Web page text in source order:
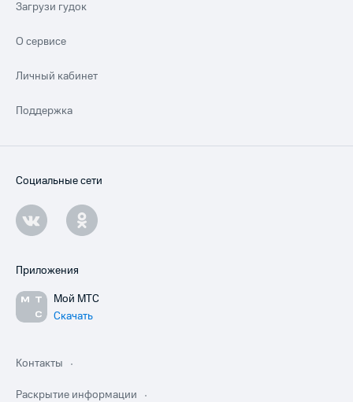
Загрузи гудок
О сервисе
Личный кабинет
Поддержка
Социальные сети
Приложения
Мой МТС
Скачать
Контакты
Раскрытие информации